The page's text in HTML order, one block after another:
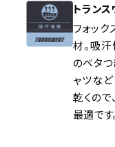
トランス
フォッ
材。吸
のベタつ
ャツな
乾くの
最適です